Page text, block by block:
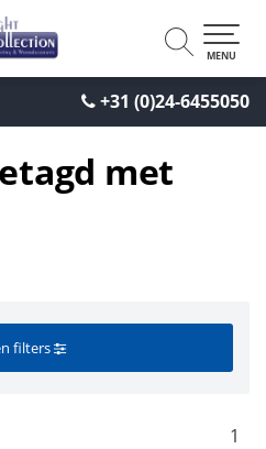
+31 (0)24-6455050
MENU
met
filters
1